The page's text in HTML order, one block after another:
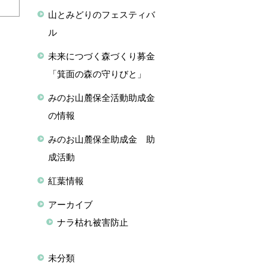
山とみどりのフェスティバ
ル
未来につづく森づくり募金
「箕面の森の守りびと」
みのお山麓保全活動助成金
の情報
みのお山麓保全助成金 助
成活動
紅葉情報
アーカイブ
ナラ枯れ被害防止
未分類